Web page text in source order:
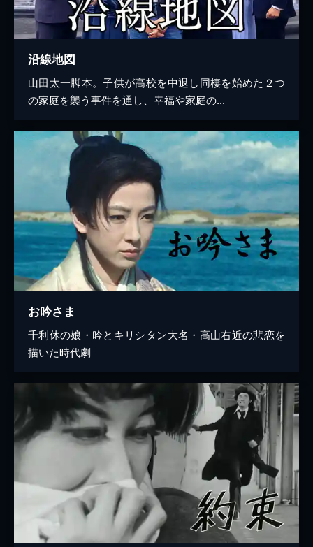
沿線地図
山田太一脚本。子供が高校を中退し同棲を始めた２つ
の家庭を襲う事件を通し、幸福や家庭の...
お吟さま
千利休の娘・吟とキリシタン大名・高山右近の悲恋を
描いた時代劇